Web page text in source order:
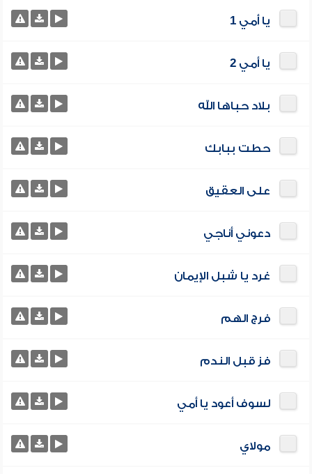
يا أمي 1
يا أمي 2
بلاد حباها الله
حطت ببابك
على العقيق
دعوني أناجي
غرد يا شبل الإيمان
فرج الهم
فز قبل الندم
لسوف أعود يا أمي
مولاي